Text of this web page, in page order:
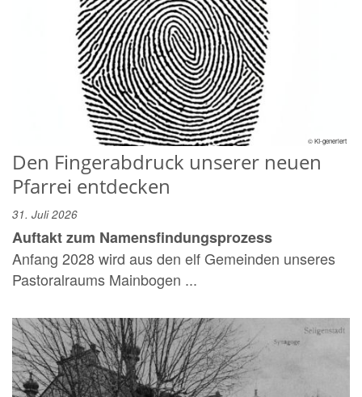
© KI-generiert
Den Fingerabdruck unserer neuen
Pfarrei entdecken
31. Juli 2026
Auftakt zum Namensfindungsprozess
Anfang 2028 wird aus den elf Gemeinden unseres
Pastoralraums Mainbogen ...